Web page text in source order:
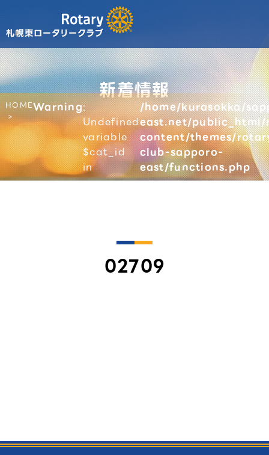
新着情報
HOMEWarning:
Undefined
variable
$cat_id
in
/home/kurasokka/
east.net/
content/themes/
club-sapporo-
east/functions.php
02709